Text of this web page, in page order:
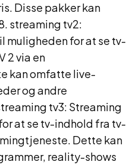
Disse pakker kan
streaming tv2:
muligheden for at se tv-
2 via en
kan omfatte live-
og andre
tv3: Streaming
at se tv-indhold fra tv-
Dette kan
reality-shows